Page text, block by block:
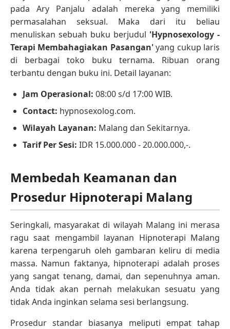
pada Ary Panjalu adalah mereka yang memiliki
permasalahan seksual. Maka dari itu beliau
menuliskan sebuah buku berjudul 'Hypnosexology -
Terapi Membahagiakan Pasangan'yang cukup laris
di berbagai toko buku ternama. Ribuan orang
terbantu dengan buku ini. Detail layanan:
Jam Operasional: 08:00 s/d 17:00 WIB.
Contact: hypnosexolog.com.
Wilayah Layanan: Malang dan Sekitarnya.
Tarif Per Sesi: IDR 15.000.000 - 20.000.000,-.
Membedah Keamanan dan
Prosedur Hipnoterapi Malang
Seringkali, masyarakat di wilayah Malang ini merasa
ragu saat mengambil layanan Hipnoterapi Malang
karena terpengaruh oleh gambaran keliru di media
massa. Namun faktanya, hipnoterapi adalah proses
yang sangat tenang, damai, dan sepenuhnya aman.
Anda tidak akan pernah melakukan sesuatu yang
tidak Anda inginkan selama sesi berlangsung.
Prosedur standar biasanya meliputi empat tahap